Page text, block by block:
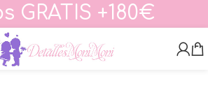
GRATIS +180€